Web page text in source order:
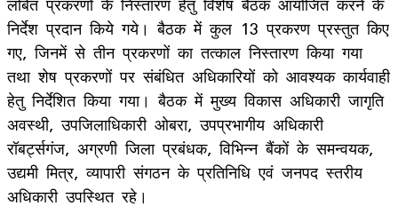
निर्देश प्रदान किये गये। बैठक में कुल 13 प्रकरण प्रस्तुत किए
गए, जिनमें से तीन प्रकरणों का तत्काल निस्तारण किया गया
तथा शेष प्रकरणों पर संबंधित अधिकारियों को आवश्यक कार्यवाही
हेतु निर्देशित किया गया। बैठक में मुख्य विकास अधिकारी जागृति
अवस्थी, उपजिलाधिकारी ओबरा, उपप्रभागीय अधिकारी
रॉबर्ट्सगंज, अग्रणी जिला प्रबंधक, विभिन्न बैंकों के समन्वयक,
उद्यमी मित्र, व्यापारी संगठन के प्रतिनिधि एवं जनपद स्तरीय
अधिकारी उपस्थित रहे।